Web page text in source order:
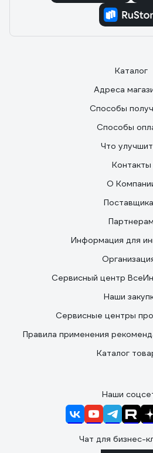
Каталог
Адреса
Способы
Способы
Что
Контакты
О
Партнерам
Информация для
Сервисный центр
Наши
Сервисные центры
Правила применения
Каталог
Наши
Чат для бизнес-